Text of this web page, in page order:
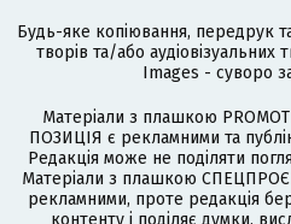
Будь-яке копіювання, передрук
творів та/або
Images - суворо
Матеріали з плашкою
ПОЗИЦІЯ є рекламними та
Редакція може не поділяти
Матеріали з плашкою
рекламними, проте редакція